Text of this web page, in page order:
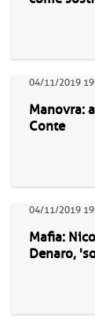
04/11/2019
Manovra:
Conte
04/11/2019
Mafia:
Denaro,